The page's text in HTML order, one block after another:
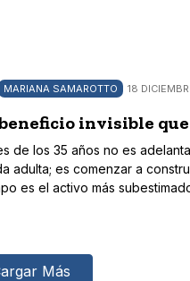
MARIANA SAMAROTTO 18
invisible
de los 35 años no es
adulta; es comenzar a
es el activo más
Más